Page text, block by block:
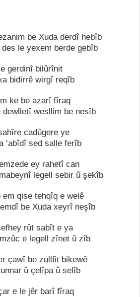
be Xuda derdî hebîb
le yexem berde gebîb
gerdinî bilûrînit
bidirrê wirgî reqîb
ke be azarî fîraq
dewlletî wesllim be nesîb
cadûgere ye
‘abîdî sed salle ferîb
ey rahetî can
legell sebir û şekîb
qise tehqîq e welê
be Xuda xeyrî neşîb
rût sabît e ya
e legell zînet û zîb
çawî be zullfit bikewê
û çelîpa û selîb
e le jêr barî fîraq